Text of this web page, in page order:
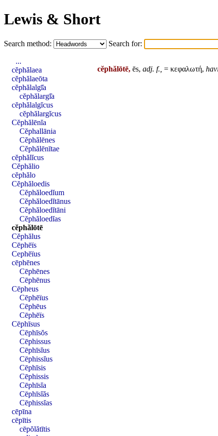
Lewis & Short
Search method: Search for:
cĕphălōtē, ēs, adj. f., = κεφαλωτή,
...
cĕphălaea
cĕphălaeōta
cĕphălalgī̆a
cĕphălargī̆a
cĕphălalgĭcus
cĕphălargĭcus
Cĕphălēnĭa
Cĕphallānia
Cĕphălēnes
Cĕphălēnītae
cĕphălĭcus
Cĕphălio
cĕphălo
Cĕphăloedis
Cĕphăloedĭum
Cĕphăloedĭtānus
Cĕphăloedĭtāni
Cĕphăloedĭas
cĕphălōtē
Cĕphălus
Cēphēïs
Cephēïus
cēphēnes
Cēphēnes
Cēphēnus
Cēpheus
Cēphēïus
Cēphēus
Cēphēïs
Cēphīsus
Cēphīsŏs
Cēphissus
Cēphīsĭus
Cēphissĭus
Cēphīsis
Cēphissis
Cēphīsĭa
Cēphīsĭăs
Cēphissĭas
cēpīna
cēpītis
cēpŏlătītis